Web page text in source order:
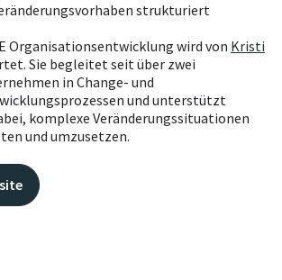
strukturiert
Organisationsentwicklung wird von Kristi
Sie begleitet seit über zwei
in Change- und
und unterstützt
komplexe Veränderungssituationen
und umzusetzen.